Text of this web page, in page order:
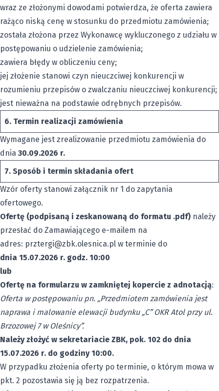
wraz ze złożonymi dowodami potwierdza, że oferta zawiera
rażąco niską cenę w stosunku do przedmiotu zamówienia;
została złożona przez Wykonawcę wykluczonego z udziału w
postępowaniu o udzielenie zamówienia;
zawiera błędy w obliczeniu ceny;
jej złożenie stanowi czyn nieuczciwej konkurencji w
rozumieniu przepisów o zwalczaniu nieuczciwej konkurencji;
jest nieważna na podstawie odrębnych przepisów.
6. Termin realizacji zamówienia
Wymagane jest zrealizowanie przedmiotu zamówienia do
dnia 30.09.2026 r.
7. Sposób i termin składania ofert
Wzór oferty stanowi załącznik nr 1 do zapytania
ofertowego.
Ofertę (podpisaną i zeskanowaną do formatu .pdf) należy
przesłać do Zamawiającego e-mailem na
adres: prztergi@zbk.olesnica.pl w terminie do
dnia 15.07.2026 r. godz. 10:00
lub
Ofertę na formularzu w zamkniętej kopercie z adnotacją:
Oferta w postępowaniu pn. „Przedmiotem zamówienia jest
naprawa i malowanie elewacji budynku „C” OKR Atol przy ul.
Brzozowej 7 w Oleśnicy”.
Należy złożyć w sekretariacie ZBK, pok. 102 do dnia
15.07.2026 r. do godziny 10:00.
W przypadku złożenia oferty po terminie, o którym mowa w
pkt. 2 pozostawia się ją bez rozpatrzenia.